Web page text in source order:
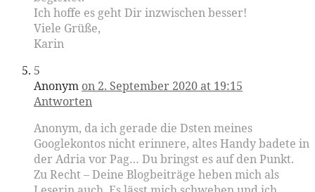
Ich hoffe es geht Dir inzwischen besser!
Viele Grüße,
Karin
5
Anonym on 2. September 2020 at 19:15
Antworten
Anonym, da ich gerade die Dsten meines
Googlekontos nicht erinnere, altes Handy badete in
der Adria vor Pag… Du bringst es auf den Punkt.
Zu Recht – Deine Blogbeiträge heben mich als